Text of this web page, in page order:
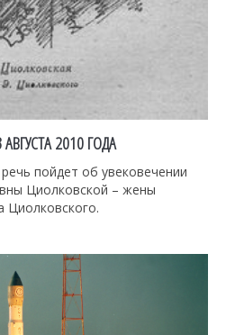
2010 ГОДА
пойдет об увековечении
Циолковской – жены
Циолковского.